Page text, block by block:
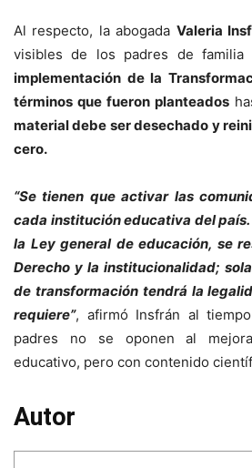
Al respecto, la abogada Valeria
visibles de los padres de
implementación de la
términos que fueron planteados
material debe ser desechado y
cero.
“Se tienen que activar las
cada institución educativa del país.
la Ley general de educación, se
Derecho y la institucionalidad;
de transformación tendrá la
requiere”, afirmó Insfrán al
padres no se oponen al
educativo, pero con contenido
Autor